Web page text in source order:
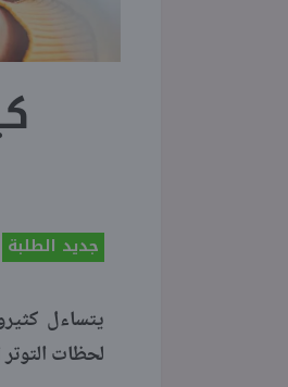
جديد الطلبة
يتساءل
لحظات التوتر